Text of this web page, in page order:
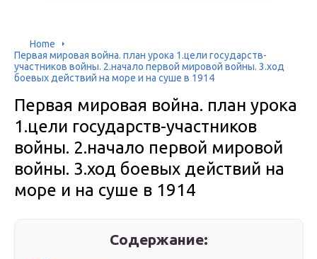
Home
Первая мировая война. план урока 1.цели государств-
участников войны. 2.начало первой мировой войны. 3.ход
боевых действий на море и на суше в 1914
Первая мировая война. план урока
1.цели государств-участников
войны. 2.начало первой мировой
войны. 3.ход боевых действий на
море и на суше в 1914
Содержание: